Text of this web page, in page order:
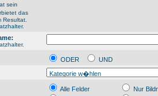
sein
das
Resultat.
ODER
UND
Alle Felder Nur